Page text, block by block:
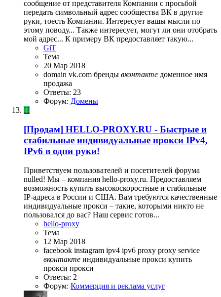
сообщение от представителя Компании с просьбой
передать символьный адрес сообщества ВК в другие
руки, тоесть Компании. Интересует вашы мысли по
этому поводу... Также интересует, могут ли они отобрать
мой адрес... К примеру ВК предоставляет такую...
GiT
Тема
20 Мар 2018
domain vk.com бренды вконтакте доменное имя
продажа
Ответы: 23
Форум: Домены
H
[Продам] HELLO-PROXY.RU - Быстрые и
стабильные индивидуальные прокси IPv4,
IPv6 в одни руки!
Приветствуем пользователей и посетителей форума
nulled! Мы – компания hello-proxy.ru. Предоставляем
возможность купить высокоскоростные и стабильные
IP-адреса в России и США. Вам требуются качественные
индивидуальные прокси – такие, которыми никто не
пользовался до вас? Наш сервис готов...
hello-proxy
Тема
12 Мар 2018
facebook instagram ipv4 ipv6 proxy proxy service
вконтакте индивидуальные прокси купить
прокси прокси
Ответы: 2
Форум: Коммерция и реклама услуг